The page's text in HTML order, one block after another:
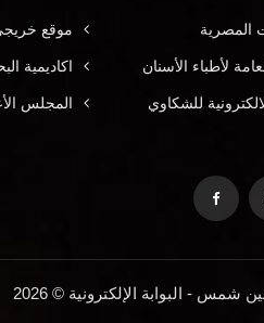
المصرية موقع
لأطباء الأسنان اكاديمية
للشكاوي المجلس
- البوابة الإلكترونية © 2026